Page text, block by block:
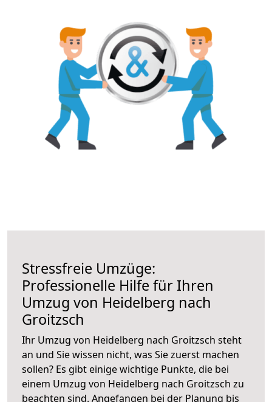
Stressfreie Umzüge:
Professionelle Hilfe für Ihren
Umzug von Heidelberg nach
Groitzsch
Ihr Umzug von Heidelberg nach Groitzsch steht
an und Sie wissen nicht, was Sie zuerst machen
sollen? Es gibt einige wichtige Punkte, die bei
einem Umzug von Heidelberg nach Groitzsch zu
beachten sind. Angefangen bei der Planung bis